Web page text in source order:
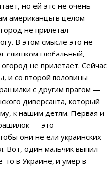
но ей это не очень
американцы в целом
не прилетал
В этом смысле это не
слишком глобальный,
не прилетает. Сейчас
и со второй половины
с другим врагом —
диверсанта, который
к нашим детям. Первая и
— это
они не ели украинских
Вот, один мальчик выпил
то в Украине, и умер в